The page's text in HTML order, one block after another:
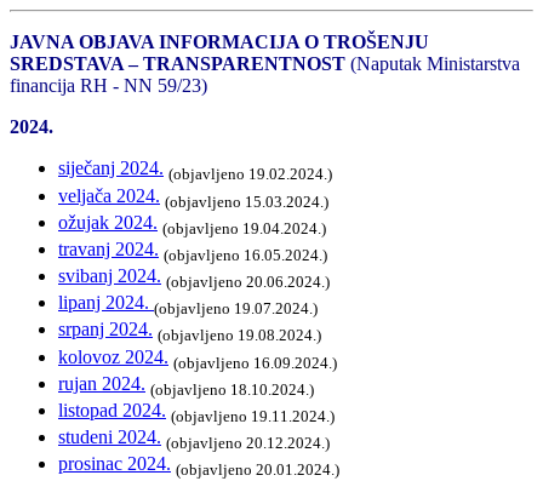
JAVNA OBJAVA INFORMACIJA O TROŠENJU
SREDSTAVA – TRANSPARENTNOST (Naputak Ministarstva
financija RH - NN 59/23)
2024.
siječanj 2024. (objavljeno 19.02.2024.)
veljača 2024. (objavljeno 15.03.2024.)
ožujak 2024. (objavljeno 19.04.2024.)
travanj 2024. (objavljeno 16.05.2024.)
svibanj 2024. (objavljeno 20.06.2024.)
lipanj 2024. (objavljeno 19.07.2024.)
srpanj 2024. (objavljeno 19.08.2024.)
kolovoz 2024. (objavljeno 16.09.2024.)
rujan 2024. (objavljeno 18.10.2024.)
listopad 2024. (objavljeno 19.11.2024.)
studeni 2024. (objavljeno 20.12.2024.)
prosinac 2024. (objavljeno 20.01.2024.)